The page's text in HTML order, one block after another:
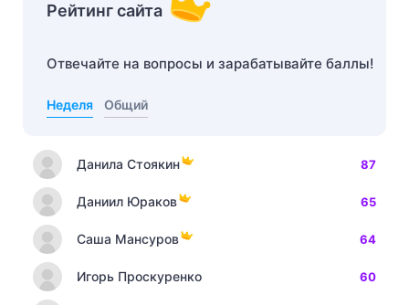
Рейтинг сайта
Отвечайте на вопросы и зарабатывайте баллы!
Неделя Общий
Данила Стоякин 87
Даниил Юраков 65
Саша Мансуров 64
Игорь Проскуренко 60